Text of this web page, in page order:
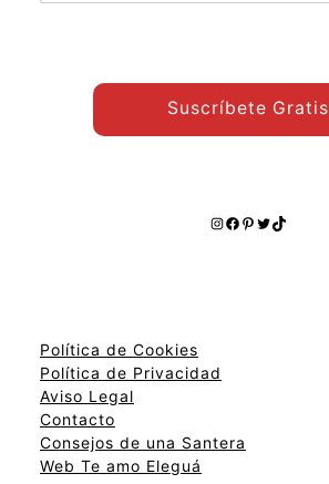
Suscríbete Gratis
Instagram
Facebook
Pinterest
Twitter
TikTok
Política de Cookies
Política de Privacidad
Aviso Legal
Contacto
Consejos de una Santera
Web Te amo Eleguá